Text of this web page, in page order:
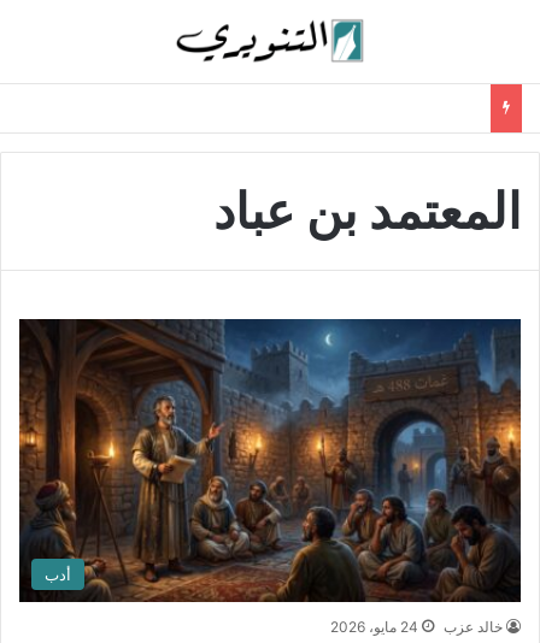
المعتمد بن عباد
أدب
خالد عزب 24 مايو، 2026